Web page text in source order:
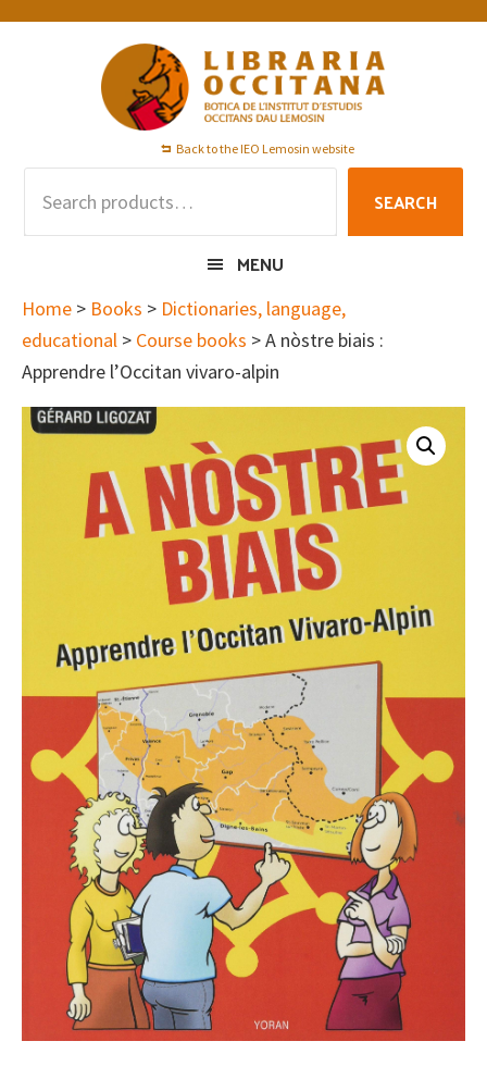
Skip
Skip
Skip
Back to the IEO Lemosin website
SEARCH
MENU
Home > Books > Dictionaries, language,
educational > Course books > A nòstre biais :
Apprendre l’Occitan vivaro-alpin